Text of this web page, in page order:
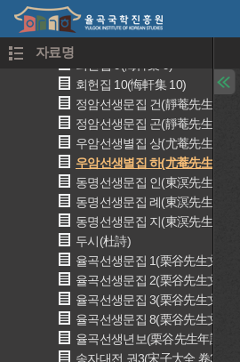
자료명
회헌집 7(悔軒集 7)
회헌집 10(悔軒集 10)
정암선생문집 건(靜菴先生文集
정암선생문집 곤(靜菴先生文集
우암선생별집 상(尤菴先生別集
우암선생별집 하(尤菴先生別集
동명선생문집 인(東溟先生文集
동명선생문집 례(東溟先生文集
동명선생문집 지(東溟先生文集
두시(杜詩)
율곡선생문집 1(栗谷先生文集 1)
율곡선생문집 2(栗谷先生文集 2)
율곡선생문집 3(栗谷先生文集 3)
율곡선생문집 8(栗谷先生文集 8)
율곡선생년보(栗谷先生年譜)
송자대전 권3(宋子大全 卷3)